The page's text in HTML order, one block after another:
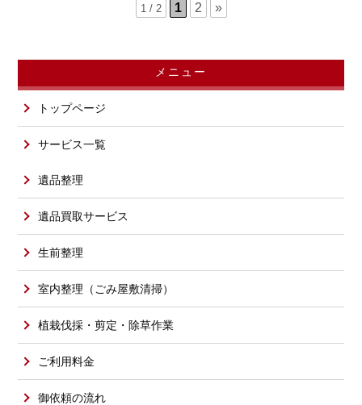
1 / 2 1 2 »
メニュー
トップページ
サービス一覧
遺品整理
遺品買取サービス
生前整理
室内整理（ごみ屋敷清掃）
植栽伐採・剪定・除草作業
ご利用料金
御依頼の流れ